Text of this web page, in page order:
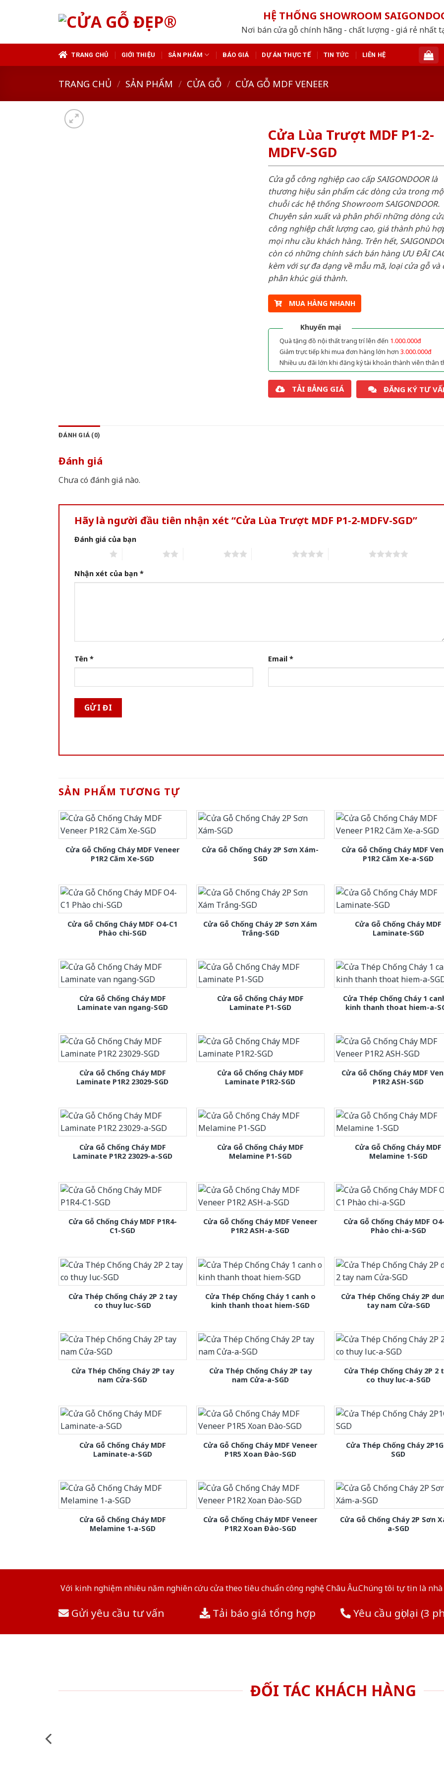
HỆ THỐNG SHOWROOM
Nơi bán cửa gỗ chính hãng - chất lượng - giá rẻ nhất
TRANG CHỦ GIỚI THIỆU SẢN PHẨM BÁO GIÁ DỰ ÁN THỰC TẾ TIN TỨC LIÊN HỆ
TRANG CHỦ / SẢN PHẨM / CỬA GỖ / CỬA GỖ MDF VENEER
Cửa Lùa Trượt MDF P1-2-
MDFV-SGD
Cửa gỗ công nghiệp cao cấp SAIGONDOOR là
thương hiệu sản phẩm các dòng cửa trong
chuỗi các hệ thống Showroom SAIGONDOOR.
Chuyên sản xuất và phân phối những dòng
công nghiệp chất lượng cao, giá thành phù
mọi nhu cầu khách hàng. Trên hết,
còn có những chính sách bán hàng ƯU ĐÃI
kèm với sự đa dạng về mẫu mã, loại cửa gỗ và
phân khúc giá thành.
MUA HÀNG NHANH
Khuyến mại
Quà tặng đồ nội thất trang trí lên đến 1.000.000đ
Giảm trực tiếp khi mua đơn hàng lớn hơn 3.000.000đ
Nhiều ưu đãi lớn khi đăng ký tài khoản thành viên thân
TẢI BẢNG GIÁ ĐĂNG KÝ TƯ
ĐÁNH GIÁ (0)
Đánh giá
Chưa có đánh giá nào.
Hãy là người đầu tiên nhận xét “Cửa Lùa Trượt MDF P1-2-MDFV-SGD”
Đánh giá của bạn
Nhận xét của bạn *
Tên * Email *
SẢN PHẨM TƯƠNG TỰ
Cửa Gỗ Chống Cháy MDF Veneer
P1R2 Căm Xe-SGD
Cửa Gỗ Chống Cháy 2P Sơn Xám-
SGD
Cửa Gỗ Chống Cháy MDF
P1R2 Căm Xe-a-SGD
Cửa Gỗ Chống Cháy MDF O4-C1
Phào chi-SGD
Cửa Gỗ Chống Cháy 2P Sơn Xám
Trắng-SGD
Cửa Gỗ Chống Cháy MDF
Laminate-SGD
Cửa Gỗ Chống Cháy MDF
Laminate van ngang-SGD
Cửa Gỗ Chống Cháy MDF
Laminate P1-SGD
Cửa Thép Chống Cháy 1
kinh thanh thoat hiem-a-
Cửa Gỗ Chống Cháy MDF
Laminate P1R2 23029-SGD
Cửa Gỗ Chống Cháy MDF
Laminate P1R2-SGD
Cửa Gỗ Chống Cháy MDF
P1R2 ASH-SGD
Cửa Gỗ Chống Cháy MDF
Laminate P1R2 23029-a-SGD
Cửa Gỗ Chống Cháy MDF
Melamine P1-SGD
Cửa Gỗ Chống Cháy MDF
Melamine 1-SGD
Cửa Gỗ Chống Cháy MDF P1R4-
C1-SGD
Cửa Gỗ Chống Cháy MDF Veneer
P1R2 ASH-a-SGD
Cửa Gỗ Chống Cháy MDF
Phào chi-a-SGD
Cửa Thép Chống Cháy 2P 2 tay
co thuy luc-SGD
Cửa Thép Chống Cháy 1 canh o
kinh thanh thoat hiem-SGD
Cửa Thép Chống Cháy 2P
tay nam Cửa-SGD
Cửa Thép Chống Cháy 2P tay
nam Cửa-SGD
Cửa Thép Chống Cháy 2P tay
nam Cửa-a-SGD
Cửa Thép Chống Cháy 2P 2
co thuy luc-a-SGD
Cửa Gỗ Chống Cháy MDF
Laminate-a-SGD
Cửa Gỗ Chống Cháy MDF Veneer
P1R5 Xoan Đào-SGD
Cửa Thép Chống Cháy
SGD
Cửa Gỗ Chống Cháy MDF
Melamine 1-a-SGD
Cửa Gỗ Chống Cháy MDF Veneer
P1R2 Xoan Đào-SGD
Cửa Gỗ Chống Cháy 2P Sơn
a-SGD
Với kinh nghiệm nhiêu năm nghiên cứu cửa theo tiêu chuẩn công nghệ Châu Âu.Chúng tôi tự tin là
Gửi yêu cầu tư vấn Tải báo giá tổng hợp Yêu cầu gọi lại (3
ĐỐI TÁC KHÁCH HÀNG